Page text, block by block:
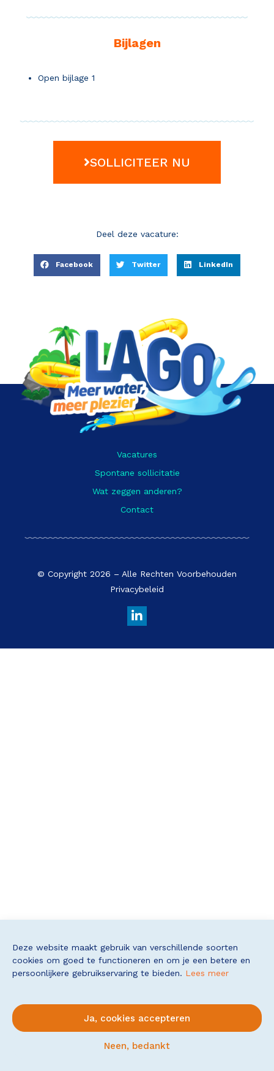
Deze website maakt gebruik van verschillende soorten
cookies om goed te functioneren en om je een betere en
persoonlijkere gebruikservaring te bieden. Lees meer
Ja, cookies accepteren
Neen, bedankt
Bijlagen
Open bijlage 1
SOLLICITEER NU
Deel deze vacature:
Facebook Twitter LinkedIn
Vacatures
Spontane sollicitatie
Wat zeggen anderen?
Contact
© Copyright 2026 – Alle Rechten Voorbehouden
Privacybeleid